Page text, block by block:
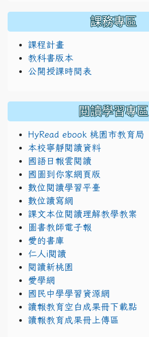
課務專區
課程計畫
教科書版本
公開授課時間表
閱讀學習專區
HyRead ebook 桃園市教育局
本校寧靜閱讀資料
國語日報雲閱讀
國圖到你家網頁版
數位閱讀學習平臺
數位讀寫網
課文本位閱讀理解教學教案
圖書教師電子報
愛的書庫
仁人i閱讀
閱讀新桃園
愛學網
國民中學學習資源網
讀報教育空白成果冊下載點
讀報教育成果冊上傳區